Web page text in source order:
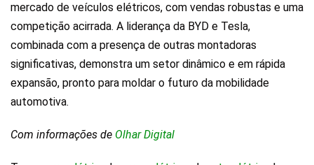
mercado de veículos elétricos, com vendas robustas e uma
competição acirrada. A liderança da BYD e Tesla,
combinada com a presença de outras montadoras
significativas, demonstra um setor dinâmico e em rápida
expansão, pronto para moldar o futuro da mobilidade
automotiva.
Com informações de Olhar Digital